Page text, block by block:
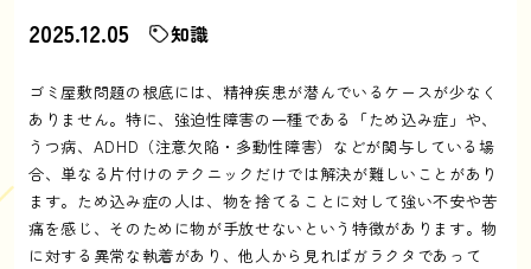
2025.12.05 知識
ゴミ屋敷問題の根底には、精神疾患が潜んでいるケースが少なく
ありません。特に、強迫性障害の一種である「ため込み症」や、
うつ病、ADHD（注意欠陥・多動性障害）などが関与している場
合、単なる片付けのテクニックだけでは解決が難しいことがあり
ます。ため込み症の人は、物を捨てることに対して強い不安や苦
痛を感じ、そのために物が手放せないという特徴があります。物
に対する異常な執着があり、他人から見ればガラクタであって